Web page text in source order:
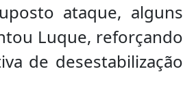
ataque, alguns
Luque, reforçando
de desestabilização